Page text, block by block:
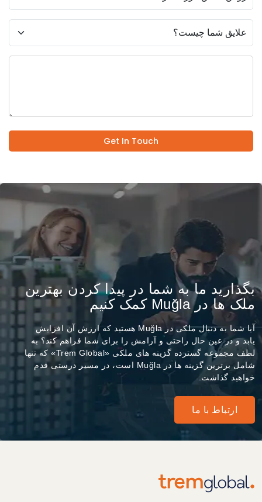
Get In Touch
بگذارید ما به شما در پیدا کردن بهترین
ملک ها در Muğla کمک کنیم
آیا شما به دنبال ملکی در Muğla هستید که ارزش آن افزایش
یابد و در عین حال راحتی و آرامش را برای شما فراهم کند؟ به
لطف مجموعه گسترده گزینه های ملکی «Trem Global» که تنها
شامل برترین گزینه ها در Muğla است، در مسیر درستی قدم
خواهید گذاشت.
ارتباط با ما